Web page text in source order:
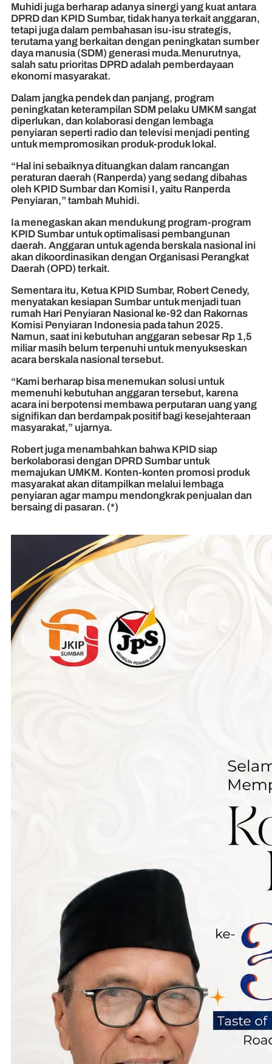
Muhidi juga berharap adanya sinergi yang kuat antara
DPRD dan KPID Sumbar, tidak hanya terkait anggaran,
tetapi juga dalam pembahasan isu-isu strategis,
terutama yang berkaitan dengan peningkatan sumber
daya manusia (SDM) generasi muda.Menurutnya,
salah satu prioritas DPRD adalah pemberdayaan
ekonomi masyarakat.
Dalam jangka pendek dan panjang, program
peningkatan keterampilan SDM pelaku UMKM sangat
diperlukan, dan kolaborasi dengan lembaga
penyiaran seperti radio dan televisi menjadi penting
untuk mempromosikan produk-produk lokal.
“Hal ini sebaiknya dituangkan dalam rancangan
peraturan daerah (Ranperda) yang sedang dibahas
oleh KPID Sumbar dan Komisi I, yaitu Ranperda
Penyiaran,” tambah Muhidi.
Ia menegaskan akan mendukung program-program
KPID Sumbar untuk optimalisasi pembangunan
daerah. Anggaran untuk agenda berskala nasional ini
akan dikoordinasikan dengan Organisasi Perangkat
Daerah (OPD) terkait.
Sementara itu, Ketua KPID Sumbar, Robert Cenedy,
menyatakan kesiapan Sumbar untuk menjadi tuan
rumah Hari Penyiaran Nasional ke-92 dan Rakornas
Komisi Penyiaran Indonesia pada tahun 2025.
Namun, saat ini kebutuhan anggaran sebesar Rp 1,5
miliar masih belum terpenuhi untuk menyukseskan
acara berskala nasional tersebut.
“Kami berharap bisa menemukan solusi untuk
memenuhi kebutuhan anggaran tersebut, karena
acara ini berpotensi membawa perputaran uang yang
signifikan dan berdampak positif bagi kesejahteraan
masyarakat,” ujarnya.
Robert juga menambahkan bahwa KPID siap
berkolaborasi dengan DPRD Sumbar untuk
memajukan UMKM. Konten-konten promosi produk
masyarakat akan ditampilkan melalui lembaga
penyiaran agar mampu mendongkrak penjualan dan
bersaing di pasaran. (*)